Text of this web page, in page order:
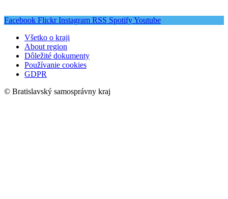
Facebook Flickr Instagram RSS SpotifyYoutube
Všetko o kraji
About region
Dôležité dokumenty
Používanie cookies
GDPR
© Bratislavský samosprávny kraj